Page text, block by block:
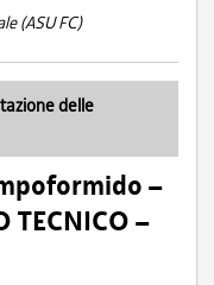
(ASU FC)
delle
–
TECNICO –